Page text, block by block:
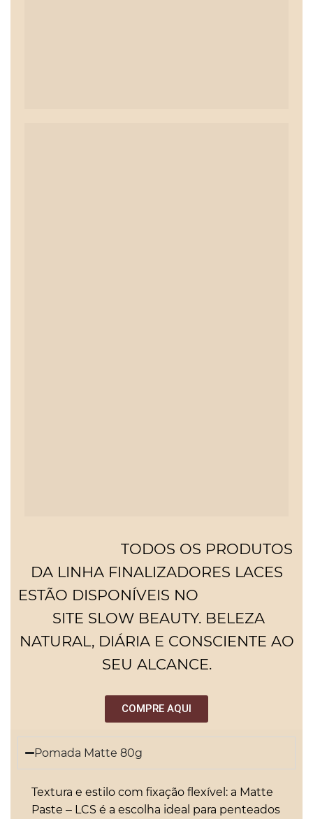
TODOS OS PRODUTOS
DA LINHA FINALIZADORES LACES
ESTÃO DISPONÍVEIS NO
SITE SLOW BEAUTY. BELEZA
NATURAL, DIÁRIA E CONSCIENTE AO
SEU ALCANCE.
COMPRE AQUI
Pomada Matte 80g
Textura e estilo com fixação flexível: a Matte
Paste – LCS é a escolha ideal para penteados